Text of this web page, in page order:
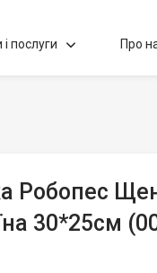
послуги Про
Робопес
30*25см